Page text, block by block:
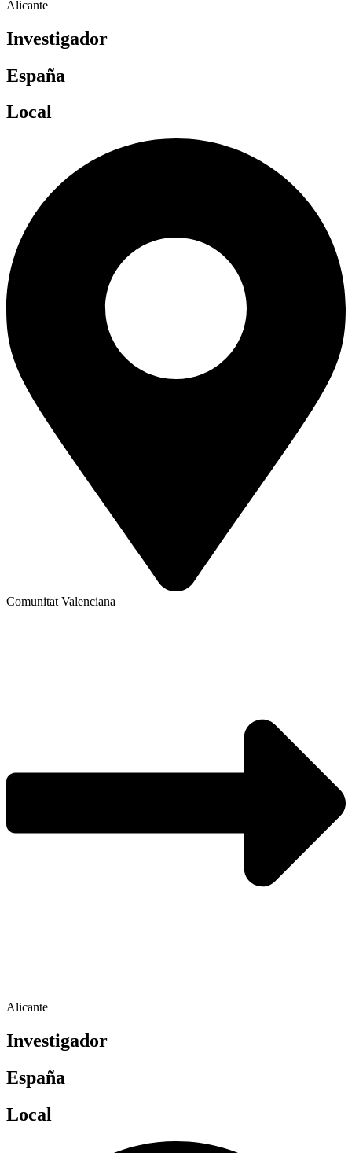
Alicante
Investigador
España
Local
Comunitat Valenciana
Alicante
Investigador
España
Local